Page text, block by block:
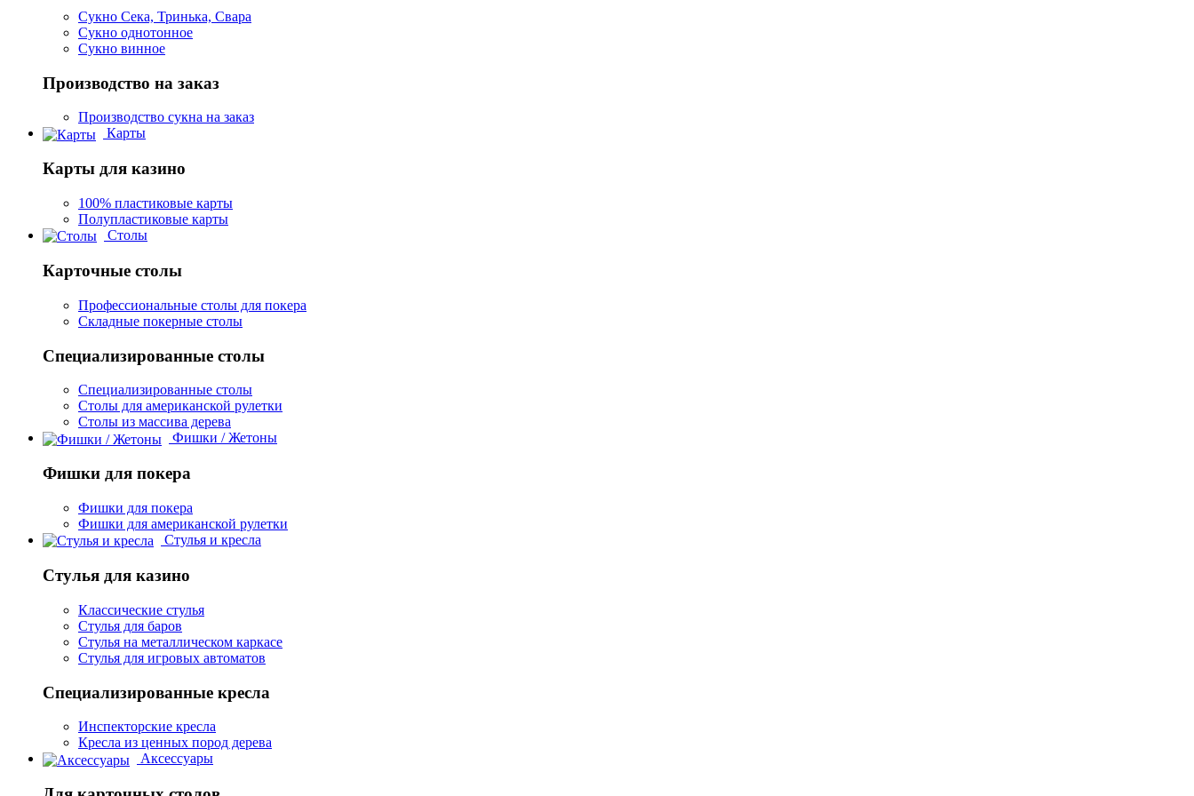
Сукно Сека, Тринька, Свара
Сукно однотонное
Сукно винное
Производство на заказ
Производство сукна на заказ
Карты
Карты для казино
100% пластиковые карты
Полупластиковые карты
Столы
Карточные столы
Профессиональные столы для покера
Складные покерные столы
Специализированные столы
Специализированные столы
Столы для американской рулетки
Столы из массива дерева
Фишки / Жетоны
Фишки для покера
Фишки для покера
Фишки для американской рулетки
Стулья и кресла
Стулья для казино
Классические стулья
Стулья для баров
Стулья на металлическом каркасе
Стулья для игровых автоматов
Специализированные кресла
Инспекторские кресла
Кресла из ценных пород дерева
Аксессуары